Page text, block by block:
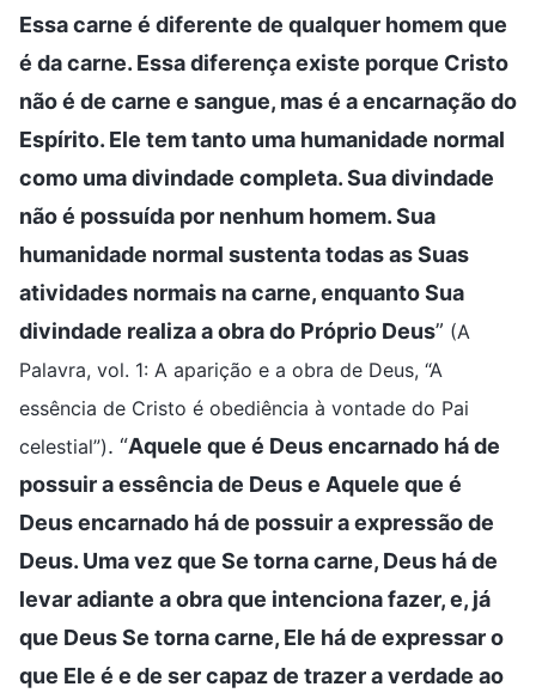
Essa carne é diferente de qualquer homem que
é da carne. Essa diferença existe porque Cristo
não é de carne e sangue, mas é a encarnação do
Espírito. Ele tem tanto uma humanidade normal
como uma divindade completa. Sua divindade
não é possuída por nenhum homem. Sua
humanidade normal sustenta todas as Suas
atividades normais na carne, enquanto Sua
divindade realiza a obra do Próprio Deus” (A
Palavra, vol. 1: A aparição e a obra de Deus, “A
essência de Cristo é obediência à vontade do Pai
celestial”). “Aquele que é Deus encarnado há de
possuir a essência de Deus e Aquele que é
Deus encarnado há de possuir a expressão de
Deus. Uma vez que Se torna carne, Deus há de
levar adiante a obra que intenciona fazer, e, já
que Deus Se torna carne, Ele há de expressar o
que Ele é e de ser capaz de trazer a verdade ao